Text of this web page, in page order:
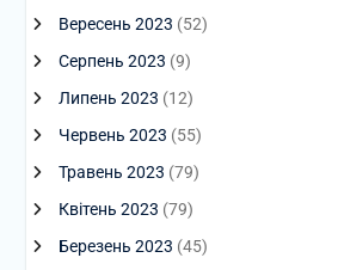
Вересень 2023 (52)
Серпень 2023 (9)
Липень 2023 (12)
Червень 2023 (55)
Травень 2023 (79)
Квітень 2023 (79)
Березень 2023 (45)